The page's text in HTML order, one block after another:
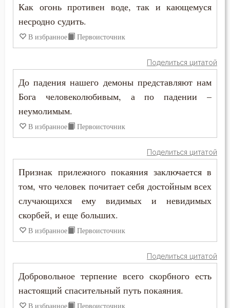
Как огонь противен воде, так и кающемуся
несродно судить.
В избранное Первоисточник
Поделиться цитатой
До падения нашего демоны представляют нам
Бога человеколюбивым, а по падении –
неумолимым.
В избранное Первоисточник
Поделиться цитатой
Признак прилежного покаяния заключается в
том, что человек почитает себя достойным всех
случающихся ему видимых и невидимых
скорбей, и еще больших.
В избранное Первоисточник
Поделиться цитатой
Добровольное терпение всего скорбного есть
настоящий спасительный путь покаяния.
В избранное Первоисточник